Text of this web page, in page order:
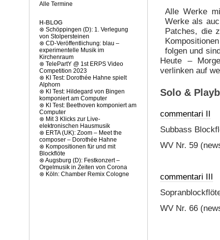
Alle Werke
Werke als
Patches, die
folgen und
Heute –
verlinken auf
Solo &
commentari II
Subbass
WV Nr. 59
commentari III
WV Nr. 66
Alle Termine
H-BLOG
⊗ Schöppingen (D): 1. Verlegung
von Stolpersteinen
⊗ CD-Veröffentlichung: blau –
experimentelle Musik im
Kirchenraum
⊗ TelePartY @ 1st ERPS Video
Competition 2023
⊗ KI Test: Dorothée Hahne spielt
Alphorn
⊗ KI Test: Hildegard von Bingen
komponiert am Computer
⊗ KI Test: Beethoven komponiert am
Computer
⊗ Mit 3 Klicks zur Live-
elektronischen Hausmusik
⊗ ERTA (UK): Zoom – Meet the
composer – Dorothée Hahne
⊗ Kompositionen für und mit
Blockflöte
⊗ Augsburg (D): Festkonzert –
Orgelmusik in Zeiten von Corona
⊗ Köln: Chamber Remix Cologne